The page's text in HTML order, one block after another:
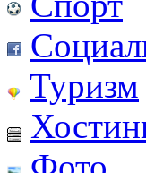
Туризм